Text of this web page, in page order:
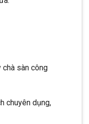
sàn công
chuyên dụng,